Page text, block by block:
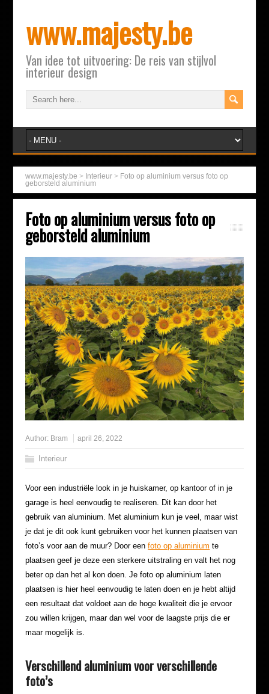
www.majesty.be
Van idee tot uitvoering: De reis van stijlvol
interieur design
www.majesty.be > Interieur > Foto op aluminium versus foto op
geborsteld aluminium
Foto op aluminium versus foto op
geborsteld aluminium
Author: Bram april 26, 2022
Interieur
Voor een industriële look in je huiskamer, op kantoor of in je
garage is heel eenvoudig te realiseren. Dit kan door het
gebruik van aluminium. Met aluminium kun je veel, maar wist
je dat je dit ook kunt gebruiken voor het kunnen plaatsen van
foto’s voor aan de muur? Door eenfoto op aluminium te
plaatsen geef je deze een sterkere uitstraling en valt het nog
beter op dan het al kon doen. Je foto op aluminium laten
plaatsen is hier heel eenvoudig te laten doen en je hebt altijd
een resultaat dat voldoet aan de hoge kwaliteit die je ervoor
zou willen krijgen, maar dan wel voor de laagste prijs die er
maar mogelijk is.
Verschillend aluminium voor verschillende
foto’s